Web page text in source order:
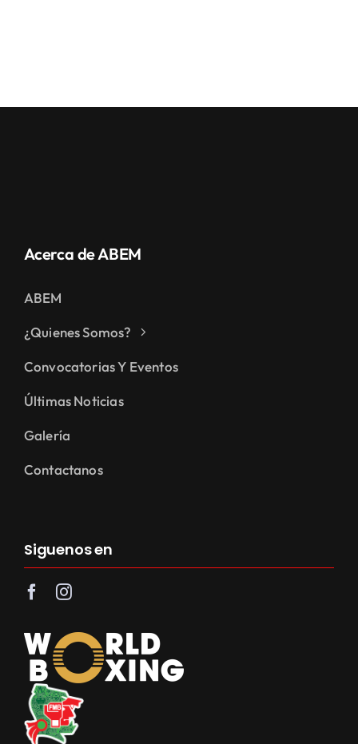
Acerca de ABEM
ABEM
¿Quienes Somos?
Convocatorias Y Eventos
Últimas Noticias
Galería
Contactanos
Siguenos en